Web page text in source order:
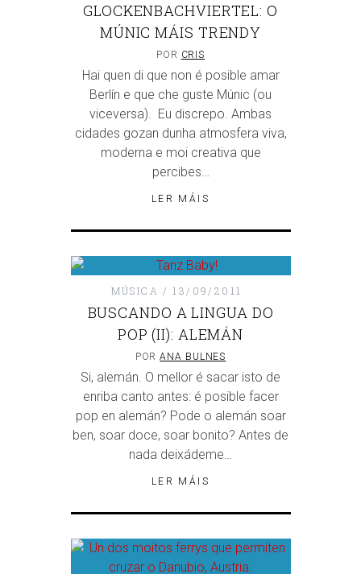
GLOCKENBACHVIERTEL: O
MÚNIC MÁIS TRENDY
POR CRIS
Hai quen di que non é posible amar
Berlín e que che guste Múnic (ou
viceversa). Eu discrepo. Ambas
cidades gozan dunha atmosfera viva,
moderna e moi creativa que
percibes…
LER MÁIS
MÚSICA 13/09/2011
BUSCANDO A LINGUA DO
POP (II): ALEMÁN
PORANA BULNES
Si, alemán. O mellor é sacar isto de
enriba canto antes: é posible facer
pop en alemán? Pode o alemán soar
ben, soar doce, soar bonito? Antes de
nada deixádeme…
LER MÁIS